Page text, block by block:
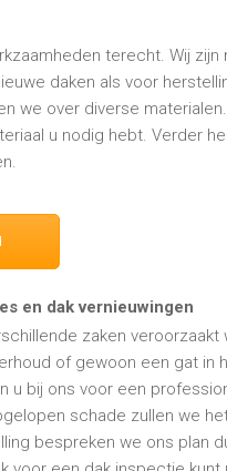
terecht. Wij zijn
daken als voor
we over diverse
u nodig hebt. Verder
en dak vernieuwingen
zaken
of gewoon een gat in
u bij ons voor een
schade zullen we
bespreken we ons plan